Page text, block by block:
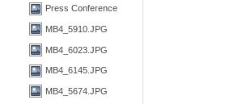
Press Conference
MB4_5910.JPG
MB4_6023.JPG
MB4_6145.JPG
MB4_5674.JPG